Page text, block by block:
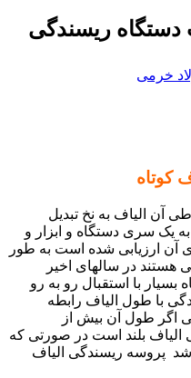
دستگاه ریسندگی
خرمی
کوتاه
آن الیاف به نخ تبدیل
یک سری دستگاه و ابزار و
آن ارزیابی شده است به طور
هستند در سالهای اخیر
با استقبال رو به رو
با طول الیاف رابطه
اگر طول آن بیش از
الیاف بلند است در صورتی که
از 6سانتیمتر باشد پروسه ریسندگی الیاف